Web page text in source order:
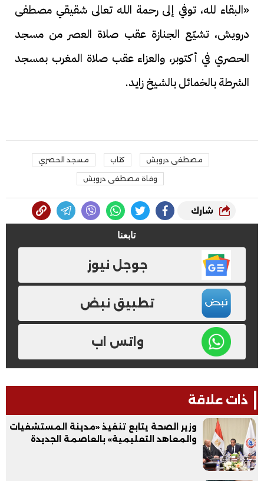
«البقاء لله، توفي إلى رحمة الله تعالى شقيقي مصطفى
درويش، تشيّع الجنازة عقب صلاة العصر من مسجد
الحصري في أكتوبر، والعزاء عقب صلاة المغرب بمسجد
الشرطة بالخمائل بالشيخ زايد.
مصطفى درويش كتاب مسجد الحصري
وفاة مصطفى درويش
شارك
تابعنا
جوجل نيوز
تطبيق نبض
واتس اب
ذات علاقة
وزير الصحة يتابع تنفيذ «مدينة المستشفيات
والمعاهد التعليمية» بالعاصمة الجديدة